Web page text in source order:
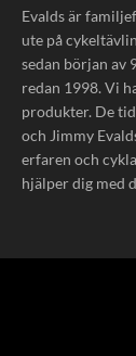
Evalds är
ute på
sedan början av
redan 1998. Vi
produkter. De
och Jimmy
erfaren och
hjälper dig med